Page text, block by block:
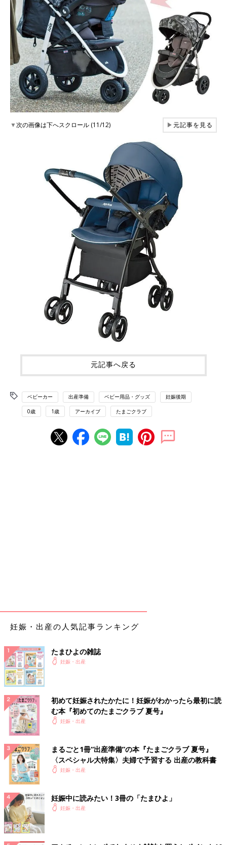
▼次の画像は下へスクロール (11/12) ▶元記事を見る
元記事へ戻る
ベビーカー 出産準備 ベビー用品・グッズ 妊娠後期
0歳 1歳 アーカイブ たまごクラブ
妊娠・出産の人気記事ランキング
たまひよの雑誌
妊娠・出産
初めて妊娠されたかたに！妊娠がわかったら最初に読
む本『初めてのたまごクラブ 夏号』
妊娠・出産
まるごと1冊“出産準備”の本『たまごクラブ 夏号』
〈スペシャル大特集〉夫婦で予習する 出産の教科書
妊娠・出産
妊娠中に読みたい！3冊の「たまひよ」
妊娠・出産